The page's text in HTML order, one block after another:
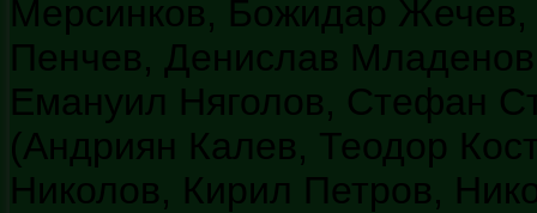
Мерсинков, Божидар
Пенчев, Денислав
Емануил Няголов, Стефан
(Андриян Калев, Теодор
Николов, Кирил Петров,